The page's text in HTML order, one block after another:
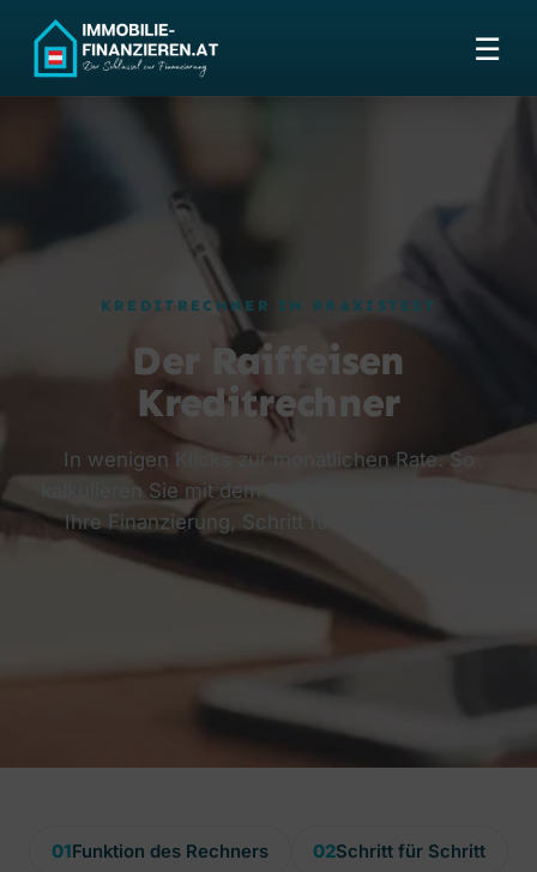
☰
KREDITRECHNER IM PRAXISTEST
Der Raiffeisen
Kreditrechner
In wenigen Klicks zur monatlichen Rate. So
kalkulieren Sie mit dem Raiffeisen Kreditrechner
Ihre Finanzierung, Schritt für Schritt erklärt.
01Funktion des Rechners 02Schritt für Schritt